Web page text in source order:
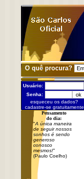
O quê procura?
Usuário:
Senha:
esqueceu os dados?
cadastre-se gratuitamente
Pensamento
do dia:
"A única maneira
de seguir nossos
sonhos é sendo
generoso
conosco
mesmos!"
(Paulo Coelho)